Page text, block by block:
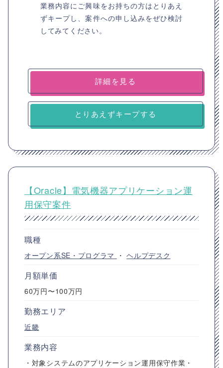
業務内容にご興味をお持ちの方はとりあえ
ずキープし、案件への申し込みをぜひ検討
してみてください。
詳細を見る
とりあえずキープする
【Oracle】電気機器アプリケーション運
用保守案件
職種
オープン系SE・プログラマ ・ヘルプデスク
月額単価
60万円〜100万円
勤務エリア
近畿
業務内容
・対象システムのアプリケーション運用保守作業・